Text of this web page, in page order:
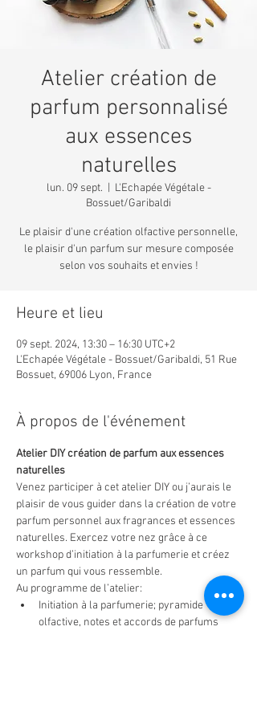
Atelier création de
parfum personnalisé
aux essences
naturelles
lun. 09 sept.
L'Echapée Végétale -
Bossuet/Garibaldi
Le plaisir d'une création olfactive personnelle,
le plaisir d'un parfum sur mesure composée
selon vos souhaits et envies !
Heure et lieu
09 sept. 2024, 13:30 – 16:30 UTC+2
L'Echapée Végétale - Bossuet/Garibaldi, 51 Rue
Bossuet, 69006 Lyon, France
À propos de l'événement
Atelier DIY création de parfum aux essences
naturelles
Venez participer à cet atelier DIY ou j’aurais le
plaisir de vous guider dans la création de votre
parfum personnel aux fragrances et essences
naturelles. Exercez votre nez grâce à ce
workshop d’initiation à la parfumerie et créez
un parfum qui vous ressemble.
Au programme de l’atelier:
Initiation à la parfumerie; pyramide
olfactive, notes et accords de parfums